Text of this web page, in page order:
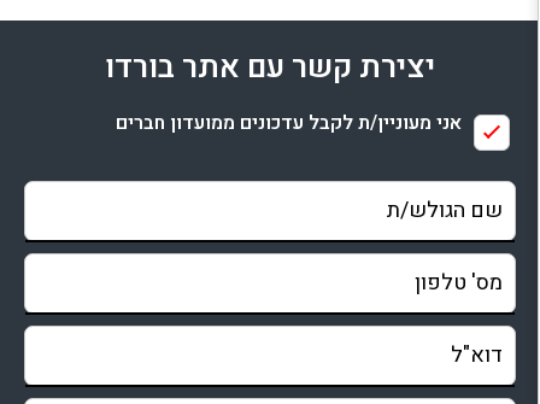
למתחם זה
בדיקת זמינות ומחירים
יצירת קשר עם אתר בורדו
אני מעוניין/ת לקבל עדכונים ממועדון חברים